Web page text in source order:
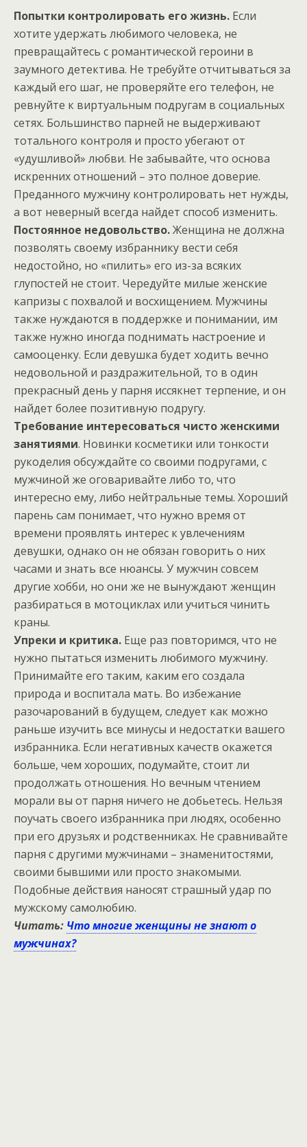
Попытки контролировать его жизнь. Если
хотите удержать любимого человека, не
превращайтесь с романтической героини в
заумного детектива. Не требуйте отчитываться за
каждый его шаг, не проверяйте его телефон, не
ревнуйте к виртуальным подругам в социальных
сетях. Большинство парней не выдерживают
тотального контроля и просто убегают от
«удушливой» любви. Не забывайте, что основа
искренних отношений – это полное доверие.
Преданного мужчину контролировать нет нужды,
а вот неверный всегда найдет способ изменить.
Постоянное недовольство.Женщина не должна
позволять своему избраннику вести себя
недостойно, но «пилить» его из-за всяких
глупостей не стоит. Чередуйте милые женские
капризы с похвалой и восхищением. Мужчины
также нуждаются в поддержке и понимании, им
также нужно иногда поднимать настроение и
самооценку. Если девушка будет ходить вечно
недовольной и раздражительной, то в один
прекрасный день у парня иссякнет терпение, и он
найдет более позитивную подругу.
Требование интересоваться чисто женскими
занятиями. Новинки косметики или тонкости
рукоделия обсуждайте со своими подругами, с
мужчиной же оговаривайте либо то, что
интересно ему, либо нейтральные темы. Хороший
парень сам понимает, что нужно время от
времени проявлять интерес к увлечениям
девушки, однако он не обязан говорить о них
часами и знать все нюансы. У мужчин совсем
другие хобби, но они же не вынуждают женщин
разбираться в мотоциклах или учиться чинить
краны.
Упреки и критика. Еще раз повторимся, что не
нужно пытаться изменить любимого мужчину.
Принимайте его таким, каким его создала
природа и воспитала мать. Во избежание
разочарований в будущем, следует как можно
раньше изучить все минусы и недостатки вашего
избранника. Если негативных качеств окажется
больше, чем хороших, подумайте, стоит ли
продолжать отношения. Но вечным чтением
морали вы от парня ничего не добьетесь. Нельзя
поучать своего избранника при людях, особенно
при его друзьях и родственниках. Не сравнивайте
парня с другими мужчинами – знаменитостями,
своими бывшими или просто знакомыми.
Подобные действия наносят страшный удар по
мужскому самолюбию.
Читать: Что многие женщины не знают о
мужчинах?